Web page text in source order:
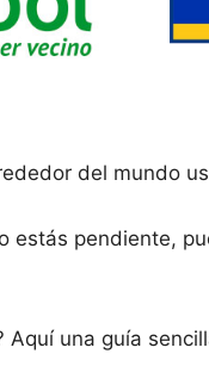
del mundo
estás pendiente,
Aquí una guía